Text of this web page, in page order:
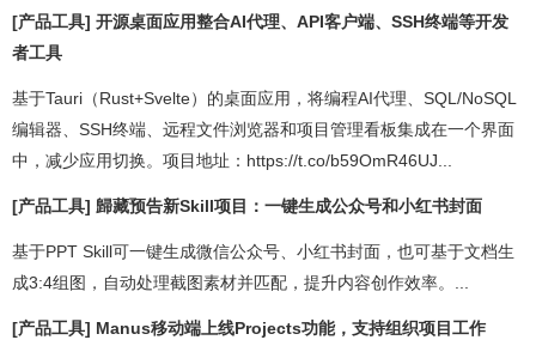
[产品工具] 开源桌面应用整合AI代理、API客户端、SSH终端等开发
者工具
基于Tauri（Rust+Svelte）的桌面应用，将编程AI代理、SQL/NoSQL
编辑器、SSH终端、远程文件浏览器和项目管理看板集成在一个界面
中，减少应用切换。项目地址：https://t.co/b59OmR46UJ...
[产品工具] 歸藏预告新Skill项目：一键生成公众号和小红书封面
基于PPT Skill可一键生成微信公众号、小红书封面，也可基于文档生
成3:4组图，自动处理截图素材并匹配，提升内容创作效率。...
[产品工具] Manus移动端上线Projects功能，支持组织项目工作